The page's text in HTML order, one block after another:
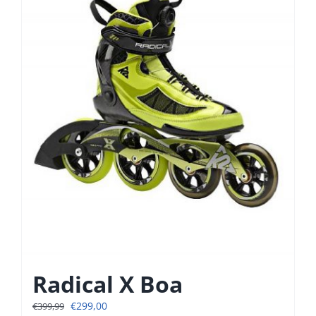
kan
gekozen
worden
op
de
productpagina
Radical X Boa
€399,99 Oorspronkelijke
€299,00Huidige